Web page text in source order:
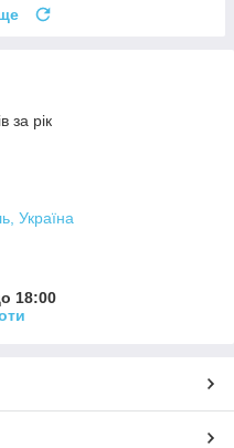
за рік
Україна
18:00